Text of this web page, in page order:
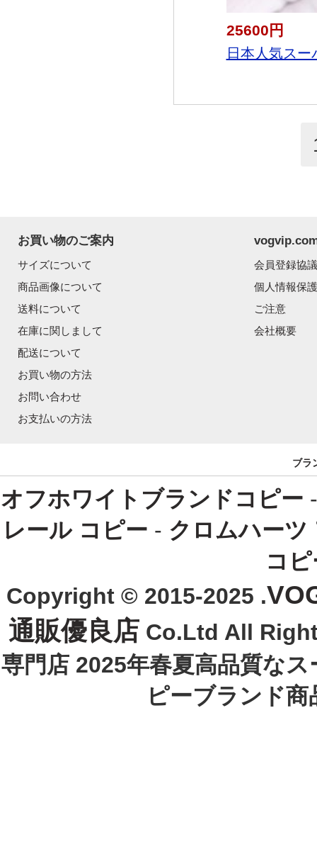
25600円
日本人気ス
お買い物のご案内
サイズについて
商品画像について
送料について
在庫に関しまして
配送について
お買い物の方法
お問い合わせ
お支払いの方法
会員登録協
個人情報保
ご注意
会社概要
ブラ
オフホワイトブランドコピー
レール コピー - クロムハーツ
コ
Copyright © 2015-2025 .
通販優良店 Co.Ltd All
専門店 2025年春夏高品質な
ピーブランド